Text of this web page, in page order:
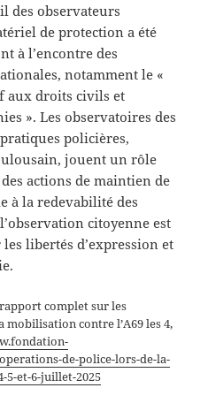
des observateurs
de protection a été
à l’encontre des
notamment le «
aux droits civils et
». Les observatoires des
policières,
jouent un rôle
actions de maintien de
à la redevabilité des
citoyenne est
libertés d’expression et
complet sur les
contre l’A69 les 4,
de-police-lors-de-la-
5-et-6-juillet-2025